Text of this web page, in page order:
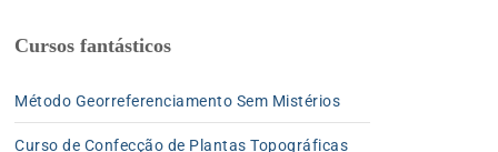
Cursos fantásticos
Método Georreferenciamento Sem Mistérios
Curso de Confecção de Plantas Topográficas